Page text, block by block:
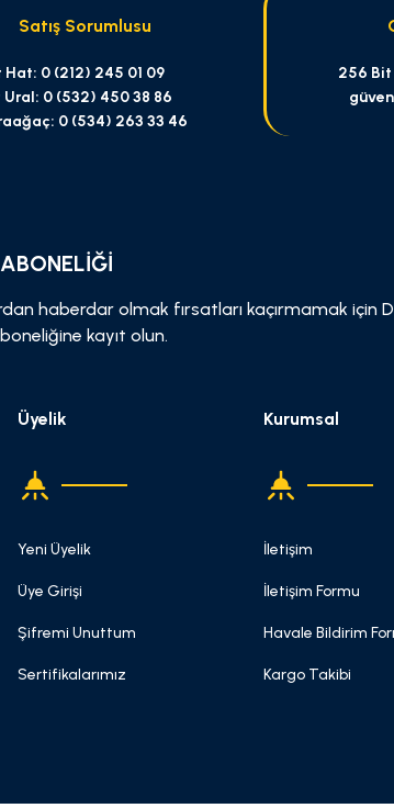
Satış Sorumlusu
Hat: 0 (212) 245 01 09
Ural: 0 (532) 450 38 86
0 (534) 263 33 46
256 Bit
haberdar olmak fırsatları kaçırmamak için
kayıt olun.
Üyelik
Yeni Üyelik
Üye Girişi
Şifremi Unuttum
Sertifikalarımız
Kurumsal
İletişim
İletişim Formu
Havale Bildirim
Kargo Takibi